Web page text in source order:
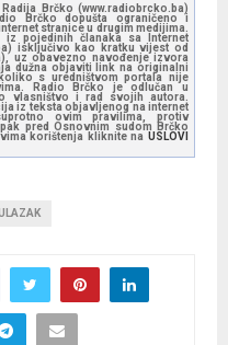
Brčko (www.radiobrcko.ba)
Brčko dopušta ograničeno i
stranice u drugim medijima.
pojedinih članaka sa Internet
isključivo kao kratku vijest od
uz obavezno navođenje izvora
dužna objaviti link na originalni
s uredništvom portala nije
Radio Brčko je odlučan u
vlasništvo i rad svojih autora.
iz teksta objavljenog na internet
ovim pravilima, protiv
pred Osnovnim sudom Brčko
korištenja kliknite na USLOVI